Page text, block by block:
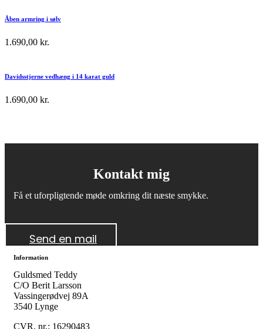
Åben armring i sølv
1.690,00 kr.
Davidsstjerne vedhæng i 14 karat guld
1.690,00 kr.
Kontakt mig
Få et uforpligtende møde omkring dit næste smykke.
Send en mail
Information
Guldsmed Teddy
C/O Berit Larsson
Vassingerødvej 89A
3540 Lynge
CVR. nr.: 16290483